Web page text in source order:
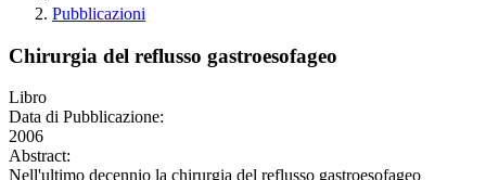
Pubblicazioni
Chirurgia del reflusso gastroesofageo
Libro
Data di Pubblicazione:
2006
Abstract:
Nell'ultimo decennio la chirurgia del reflusso gastroesofageo